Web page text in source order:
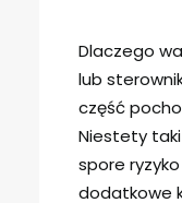
Dlaczego
lub
część
Niestety
spore
dodatkowe